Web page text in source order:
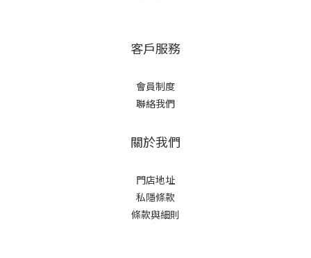
客戶服務
會員制度
聯絡我們
關於我們
門店地址
私隱條款
條款與細則